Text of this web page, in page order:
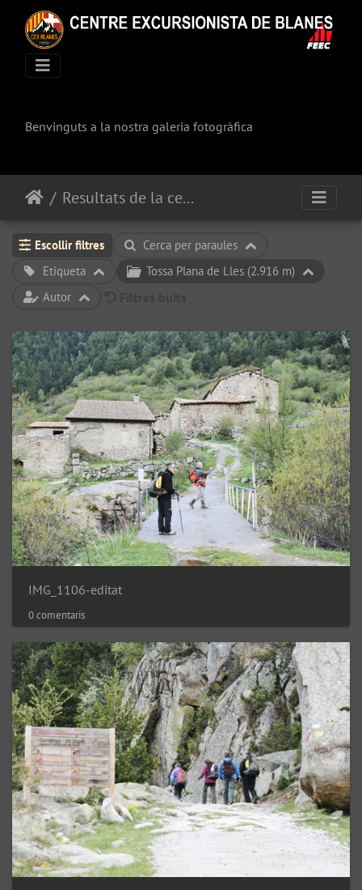
Benvinguts a la nostra galeria fotogràfica
Resultats de la cerca
Escollir filtres
Cerca per paraules
Etiqueta
Tossa Plana de Lles (2.916 m)
Autor
IMG_1106-editat
0 comentaris